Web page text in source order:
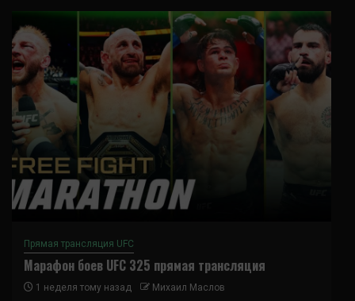
Прямая трансляция UFC
Марафон боев UFC 325 прямая трансляция
1 неделя тому назад Михаил Маслов